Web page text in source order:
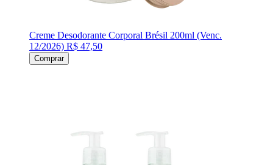
Creme Desodorante Corporal Brésil 200ml (Venc.
12/2026) R$ 47,50
Comprar